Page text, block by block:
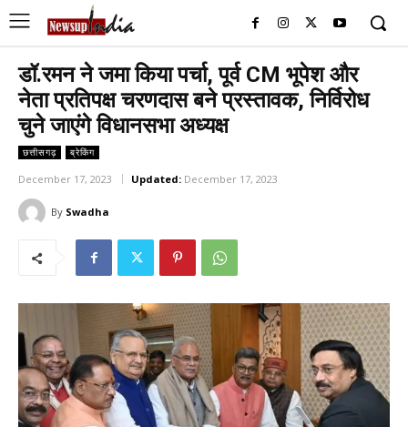
डॉ.रमन ने जमा किया पर्चा, पूर्व CM भूपेश और
नेता प्रतिपक्ष चरणदास बने प्रस्तावक, निर्विरोध
चुने जाएंगे विधानसभा अध्यक्ष
छत्तीसगढ़ ब्रेकिंग
December 17, 2023 Updated: December 17, 2023
By Swadha